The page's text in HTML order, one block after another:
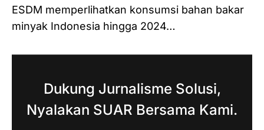
ESDM memperlihatkan konsumsi bahan bakar
minyak Indonesia hingga 2024…
Dukung Jurnalisme Solusi,
Nyalakan SUAR Bersama Kami.